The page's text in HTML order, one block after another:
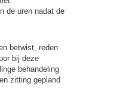
de uren nadat de
betwist, reden
bij deze
behandeling
zitting gepland